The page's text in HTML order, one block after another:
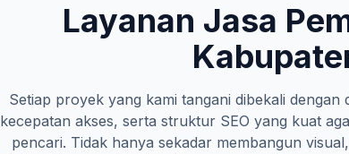
Layanan Jasa
Setiap proyek yang kami tangani dibekali
kecepatan akses, serta struktur SEO yang kuat
pencari. Tidak hanya sekadar membangun